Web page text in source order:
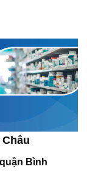
Bình